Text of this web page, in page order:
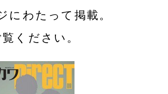
にわたって掲載。
ください。